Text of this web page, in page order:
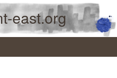
east.org